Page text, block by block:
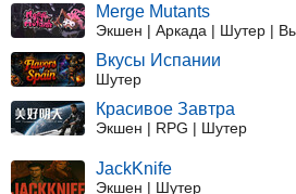
Merge Mutants
Экшен | Аркада | Шутер |
Вкусы Испании
Шутер
Красивое Завтра
Экшен | RPG | Шутер
JackKnife
Экшен | Шутер